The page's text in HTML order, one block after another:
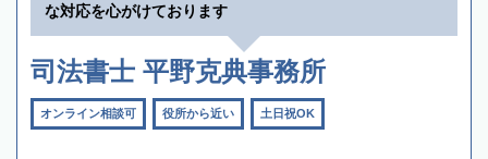
な対応を心がけております
司法書士 平野克典事務所
オンライン相談可 役所から近い 土日祝OK